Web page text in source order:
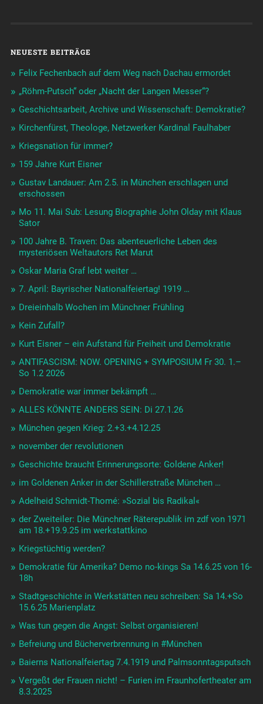
NEUESTE BEITRÄGE
Felix Fechenbach auf dem Weg nach Dachau ermordet
„Röhm-Putsch“ oder „Nacht der Langen Messer“?
Geschichtsarbeit, Archive und Wissenschaft: Demokratie?
Kirchenfürst, Theologe, Netzwerker Kardinal Faulhaber
Kriegsnation für immer?
159 Jahre Kurt Eisner
Gustav Landauer: Am 2.5. in München erschlagen und
erschossen
Mo 11. Mai Sub: Lesung Biographie John Olday mit Klaus
Sator
100 Jahre B. Traven: Das abenteuerliche Leben des
mysteriösen Weltautors Ret Marut
Oskar Maria Graf lebt weiter …
7. April: Bayrischer Nationalfeiertag! 1919 …
Dreieinhalb Wochen im Münchner Frühling
Kein Zufall?
Kurt Eisner – ein Aufstand für Freiheit und Demokratie
ANTIFASCISM: NOW. OPENING + SYMPOSIUM Fr 30. 1.–
So 1.2 2026
Demokratie war immer bekämpft …
ALLES KÖNNTE ANDERS SEIN: Di 27.1.26
München gegen Krieg: 2.+3.+4.12.25
november der revolutionen
Geschichte braucht Erinnerungsorte: Goldene Anker!
im Goldenen Anker in der Schillerstraße München …
Adelheid Schmidt-Thomé: »Sozial bis Radikal«
der Zweiteiler: Die Münchner Räterepublik im zdf von 1971
am 18.+19.9.25 im werkstattkino
Kriegstüchtig werden?
Demokratie für Amerika? Demo no-kings Sa 14.6.25 von 16-
18h
Stadtgeschichte in Werkstätten neu schreiben: Sa 14.+So
15.6.25 Marienplatz
Was tun gegen die Angst: Selbst organisieren!
Befreiung und Bücherverbrennung in #München
Baierns Nationalfeiertag 7.4.1919 und Palmsonntagsputsch
Vergeßt der Frauen nicht! – Furien im Fraunhofertheater am
8.3.2025